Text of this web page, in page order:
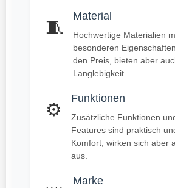
🧵
Material
Hochwertige Materialien
besonderen
den Preis, bieten aber
Langlebigkeit.
⚙️
Funktionen
Zusätzliche Funktionen
Features sind praktisch
Komfort, wirken sich aber
aus.
Marke